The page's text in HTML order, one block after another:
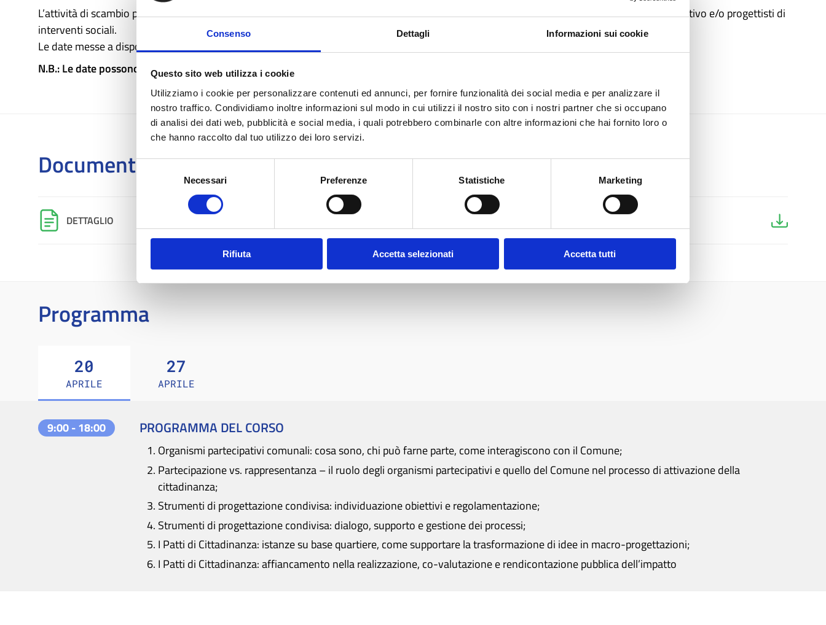
Consenso Dettagli Informazioni sui cookie
Questo sito web utilizza i cookie
Utilizziamo i cookie per personalizzare contenuti ed annunci, per fornire funzionalità dei social media e per analizzare il
nostro traffico. Condividiamo inoltre informazioni sul modo in cui utilizzi il nostro sito con i nostri partner che si occupano
di analisi dei dati web, pubblicità e social media, i quali potrebbero combinarle con altre informazioni che hai fornito loro o
che hanno raccolto dal tuo utilizzo dei loro servizi.
Necessari Preferenze Statistiche Marketing
Rifiuta Accetta selezionati Accetta tutti
L’attività di scambio potrà essere organizzata in n. 1 giornata di scambio e formazione con un massimo 10 persone, tra personale amministrativo e/o progettisti di
interventi sociali.
Le date messe a disposizione dal Comune di Monza sono lunedì 20 aprile 2026 o lunedì 27 aprile 2026.
N.B.: Le date possono essere soggette a modifiche in base alla disponibilità dell’Ente ospitante e degli Enti aderenti
Documenti e atti
DETTAGLIO
Programma
20
APRILE
27
APRILE
9:00 - 18:00 PROGRAMMA DEL CORSO
Organismi partecipativi comunali: cosa sono, chi può farne parte, come interagiscono con il Comune;
Partecipazione vs. rappresentanza – il ruolo degli organismi partecipativi e quello del Comune nel processo di attivazione della
cittadinanza;
Strumenti di progettazione condivisa: individuazione obiettivi e regolamentazione;
Strumenti di progettazione condivisa: dialogo, supporto e gestione dei processi;
I Patti di Cittadinanza: istanze su base quartiere, come supportare la trasformazione di idee in macro-progettazioni;
I Patti di Cittadinanza: affiancamento nella realizzazione, co-valutazione e rendicontazione pubblica dell’impatto